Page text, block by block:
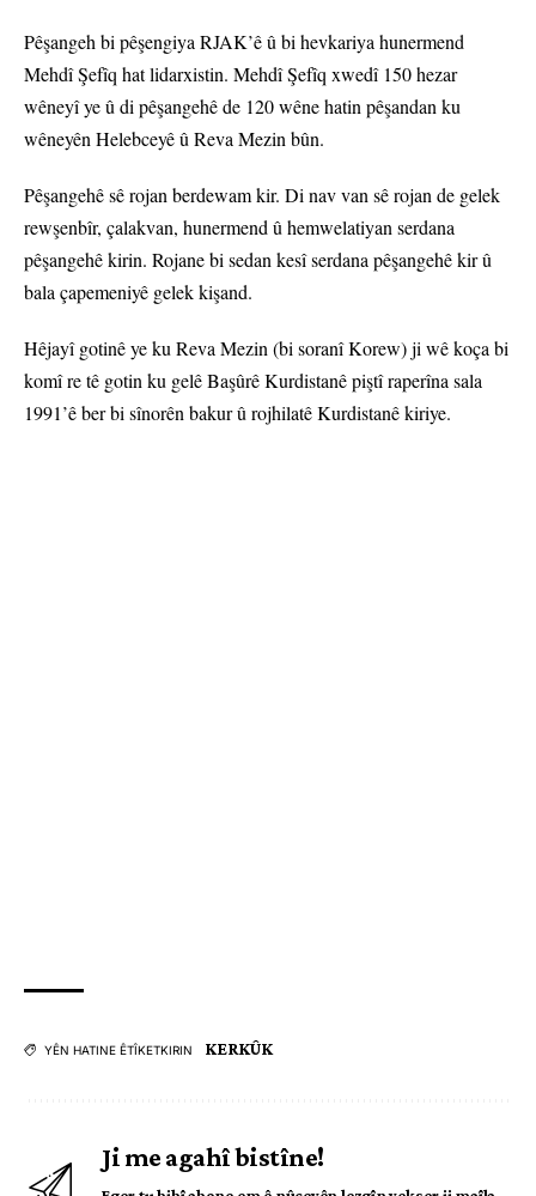
Pêşangeh bi pêşengiya RJAK’ê û bi hevkariya hunermend
Mehdî Şefîq hat lidarxistin. Mehdî Şefîq xwedî 150 hezar
wêneyî ye û di pêşangehê de 120 wêne hatin pêşandan ku
wêneyên Helebceyê û Reva Mezin bûn.
Pêşangehê sê rojan berdewam kir. Di nav van sê rojan de gelek
rewşenbîr, çalakvan, hunermend û hemwelatiyan serdana
pêşangehê kirin. Rojane bi sedan kesî serdana pêşangehê kir û
bala çapemeniyê gelek kişand.
Hêjayî gotinê ye ku Reva Mezin (bi soranî Korew) ji wê koça bi
komî re tê gotin ku gelê Başûrê Kurdistanê piştî raperîna sala
1991’ê ber bi sînorên bakur û rojhilatê Kurdistanê kiriye.
YÊN HATINE ÊTÎKETKIRIN KERKÛK
Ji me agahî bistîne!